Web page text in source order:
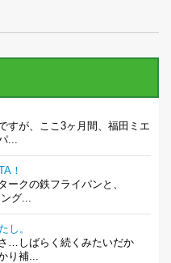
すが、ここ3ヶ月間、福田ミエ
...
！
クの鉄フライパンと、
グ...
し。
…しばらく続くみたいだか
り補...